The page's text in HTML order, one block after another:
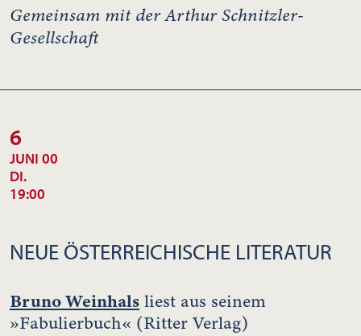
Gemeinsam mit der Arthur Schnitzler-
Gesellschaft
6
JUNI 00
DI.
19:00
NEUE ÖSTERREICHISCHE LITERATUR
Bruno Weinhals liest aus seinem
»Fabulierbuch« (Ritter Verlag)